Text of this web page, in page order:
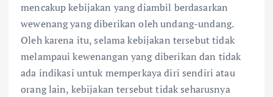
mencakup kebijakan yang diambil berdasarkan
wewenang yang diberikan oleh undang-undang.
Oleh karena itu, selama kebijakan tersebut tidak
melampaui kewenangan yang diberikan dan tidak
ada indikasi untuk memperkaya diri sendiri atau
orang lain, kebijakan tersebut tidak seharusnya